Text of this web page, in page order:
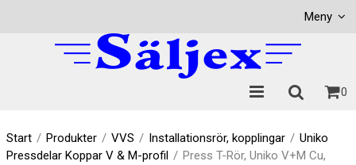
Meny
0
Start / Produkter / VVS / Installationsrör, kopplingar / Uniko
Pressdelar Koppar V & M-profil / Press T-Rör, Uniko V+M Cu,